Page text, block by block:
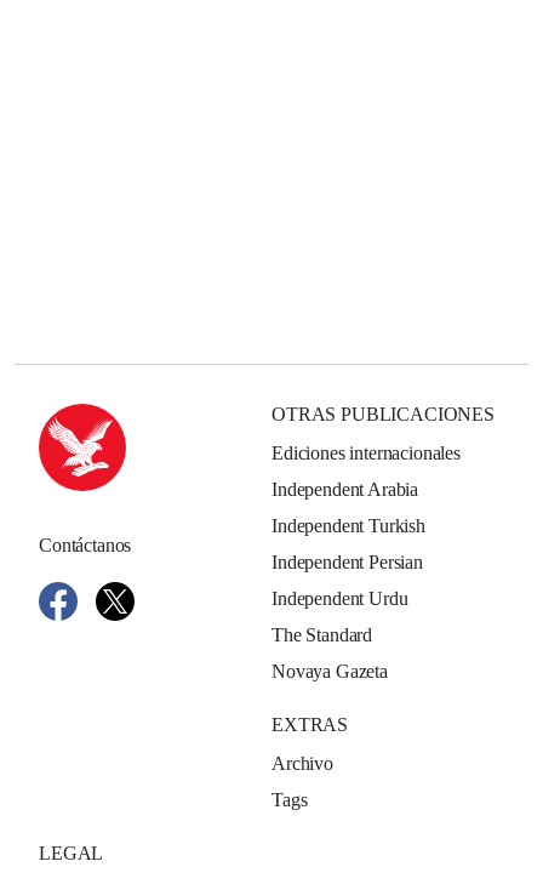
Contáctanos
OTRAS PUBLICACIONES
Ediciones internacionales
Independent Arabia
Independent Turkish
Independent Persian
Independent Urdu
The Standard
Novaya Gazeta
EXTRAS
Archivo
Tags
LEGAL